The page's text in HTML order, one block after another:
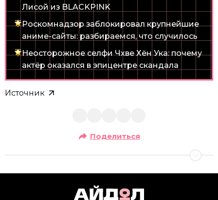
Лисой из BLACKPINK
Роскомнадзор заблокировал крупнейшие
аниме-сайты: разбираемся, что случилось
Неосторожное селфи Чхве Хён Ука: почему
актёр оказался в эпицентре скандала
Источник
Поделиться